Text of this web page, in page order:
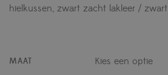
hielkussen, zwart zacht lakleer /
MAAT